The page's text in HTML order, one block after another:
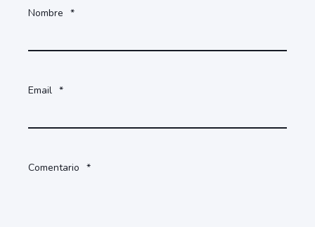
Nombre *
Email *
Comentario *